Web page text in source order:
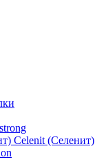
Celenit (Селенит)